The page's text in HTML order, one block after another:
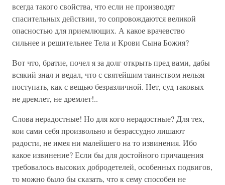
всегда такого свойства, что если не производят
спасительных действии, то сопровождаются великой
опасностью для приемлющих. А какое врачевство
сильнее и решительнее Тела и Крови Сына Божия?
Вот что, братие, почел я за долг открыть пред вами, дабы
всякий знал и ведал, что с святейшим таинством нельзя
поступать, как с вещью безразличной. Нет, суд таковых
не дремлет, не дремлет!..
Слова нерадостные! Но для кого нерадостные? Для тех,
кои сами себя произвольно и безрассудно лишают
радости, не имея ни малейшего на то извинения. Ибо
какое извинение? Если бы для достойного причащения
требовалось высоких добродетелей, особенных подвигов,
то можно было бы сказать, что к сему способен не